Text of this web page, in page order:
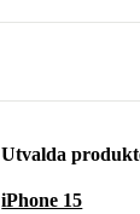
Utvalda
iPhone 15